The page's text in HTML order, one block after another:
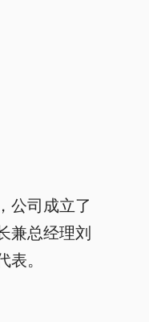
公司成立了
兼总经理刘
。